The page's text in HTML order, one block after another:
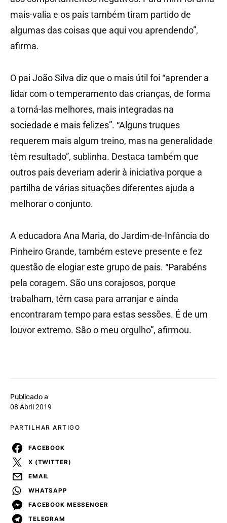
Publicado a
08 Abril 2019
PARTILHAR ARTIGO
FACEBOOK
X (TWITTER)
EMAIL
WHATSAPP
FACEBOOK MESSENGER
TELEGRAM
mais-valia e os pais também tiram partido de
algumas das coisas que aqui vou aprendendo”,
afirma.
O pai João Silva diz que o mais útil foi “aprender a
lidar com o temperamento das crianças, de forma
a torná-las melhores, mais integradas na
sociedade e mais felizes”. “Alguns truques
requerem mais algum treino, mas na generalidade
têm resultado”, sublinha. Destaca também que
outros pais deveriam aderir à iniciativa porque a
partilha de várias situações diferentes ajuda a
melhorar o conjunto.
A educadora Ana Maria, do Jardim-de-Infância do
Pinheiro Grande, também esteve presente e fez
questão de elogiar este grupo de pais. “Parabéns
pela coragem. São uns corajosos, porque
trabalham, têm casa para arranjar e ainda
encontraram tempo para estas sessões. É de um
louvor extremo. São o meu orgulho”, afirmou.